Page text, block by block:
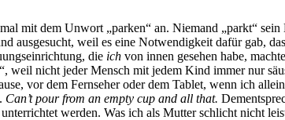
mit dem Unwort „parken“ an. Niemand „parkt“
ausgesucht, weil es eine Notwendigkeit dafür gab,
die ich von innen gesehen habe,
weil nicht jeder Mensch mit jedem Kind immer nur
vor dem Fernseher oder dem Tablet, wenn ich
Can’t pour from an empty cup and all that.
werden. Was ich als Mutter schlicht nicht